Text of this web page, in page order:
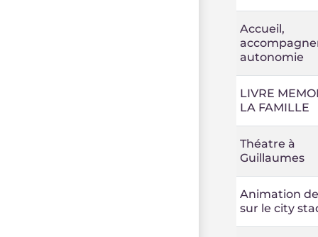
Accueil,
autonomie
LIVRE
LA FAMILLE
Théatre à
Guillaumes
Animation
sur le city